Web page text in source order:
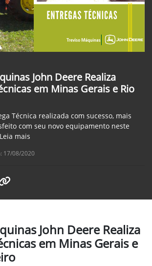
John Deere Realiza
em Minas Gerais e Rio
Técnica realizada com sucesso, mais
com seu novo equipamento neste
mais
17/08/2020
John Deere Realiza
em Minas Gerais e